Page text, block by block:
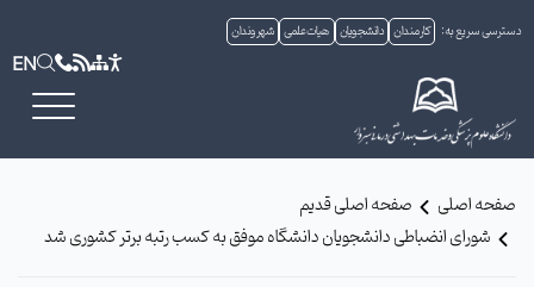
دسترسی سریع به: کارمندان دانشجویان هیات علمی شهروندان
EN
صفحه اصلی
صفحه اصلی قدیم
شورای انضباطی دانشجویان دانشگاه موفق به کسب رتبه برتر کشوری شد